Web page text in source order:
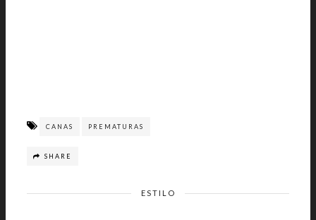
CANAS PREMATURAS
SHARE
ESTILO